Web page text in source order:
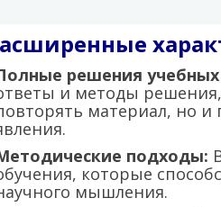
решения учебных
и методы
материал, но и
подходы:
которые
мышления.